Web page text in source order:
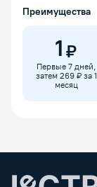
Преимущества
1 ₽
Первые 7 дней,
затем 269 ₽ за 1
месяц